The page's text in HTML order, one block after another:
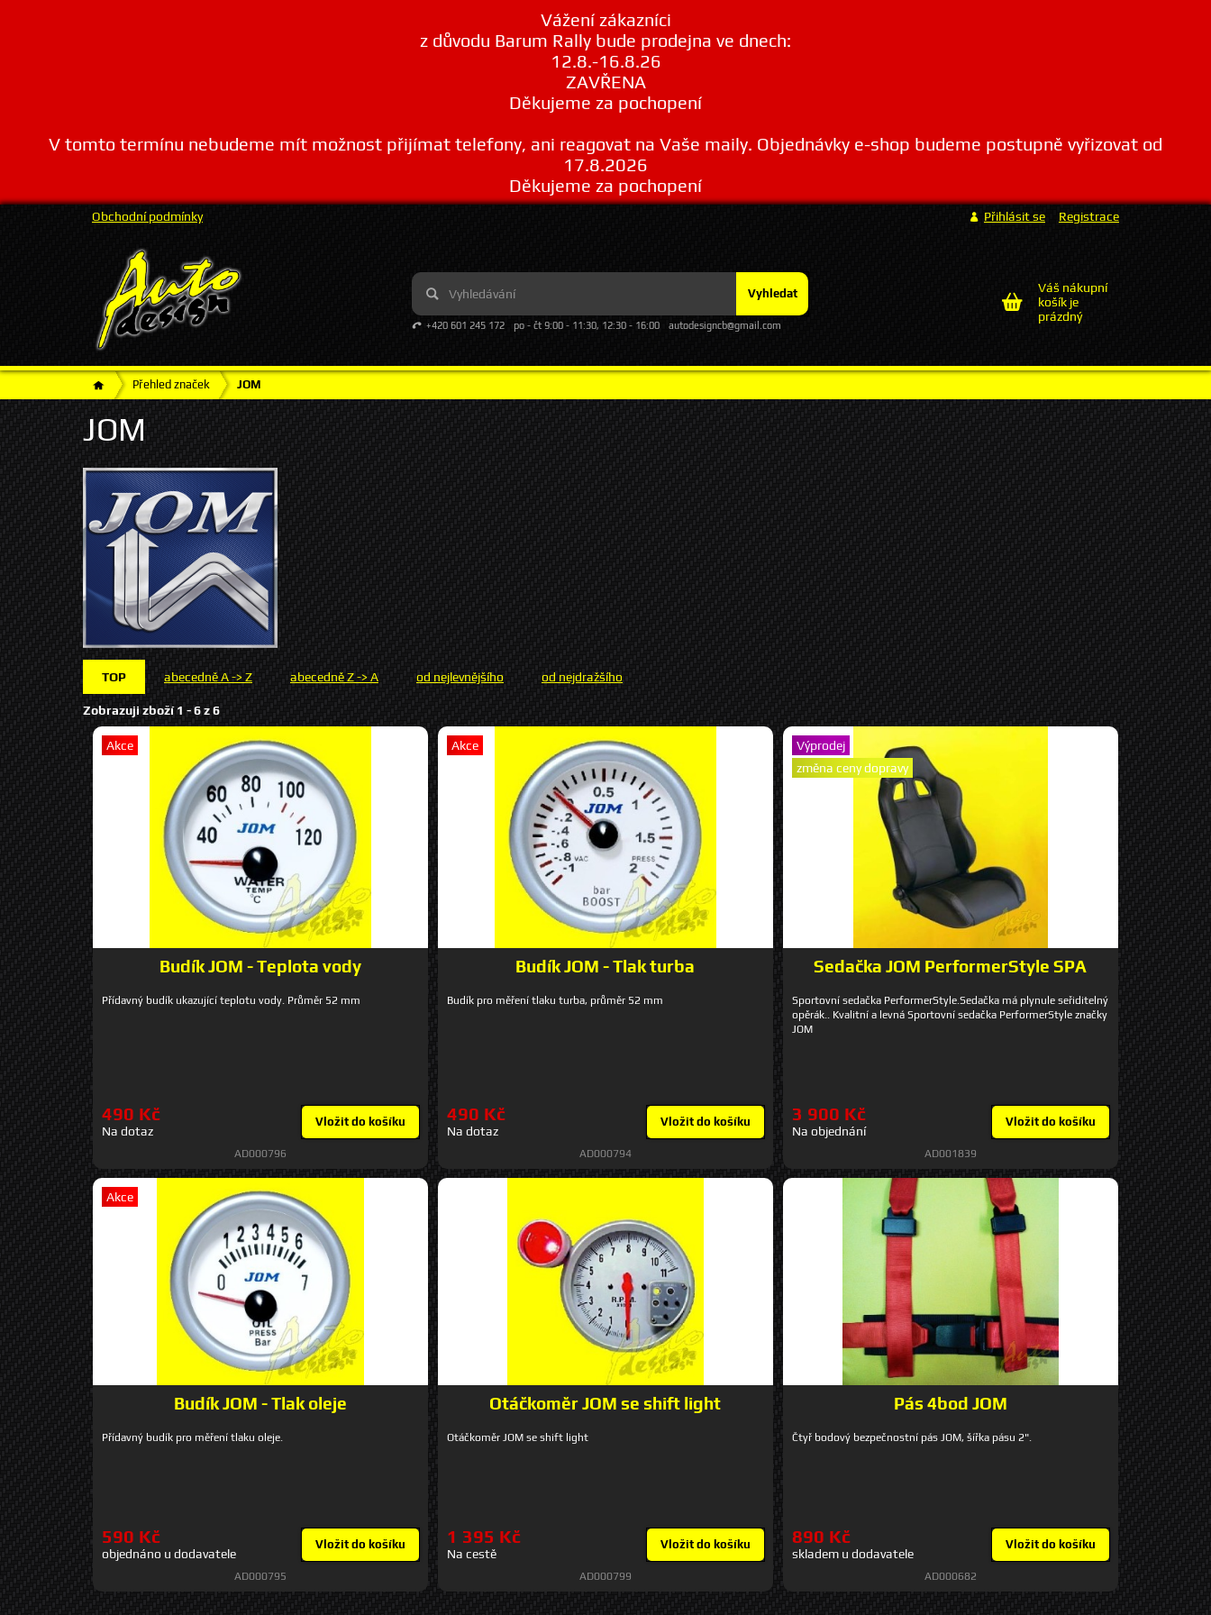
Vážení zákazníci
z důvodu Barum Rally bude prodejna ve dnech:
12.8.-16.8.26
ZAVŘENA
Děkujeme za pochopení
V tomto termínu nebudeme mít možnost přijímat telefony, ani reagovat na Vaše maily. Objednávky e-shop budeme postupně vyřizovat od
17.8.2026
Děkujeme za pochopení
Vyhledat
+420 601 245 172 po - čt 9:00 - 11:30, 12:30 - 16:00 autodesigncb@gmail.com
Obchodní podmínky Přihlásit se Registrace
Váš nákupní
košík je
prázdný
Přehled značek JOM
JOM
TOP abecedně A -> Z abecedně Z -> A od nejlevnějšího od nejdražšího
Zobrazuji zboží 1 -6z6
Akce
Budík JOM - Teplota vody
Přídavný budík ukazující teplotu vody. Průměr 52 mm
490 Kč
Na dotaz
Vložit do košíku
AD000796
Akce
Budík JOM - Tlak turba
Budík pro měření tlaku turba, průměr 52 mm
490 Kč
Na dotaz
Vložit do košíku
AD000794
Výprodej
změna ceny dopravy
Sedačka JOM PerformerStyle SPA
Sportovní sedačka PerformerStyle.Sedačka má plynule seřiditelný
opěrák.. Kvalitní a levná Sportovní sedačka PerformerStyle značky
JOM
3 900 Kč
Na objednání
Vložit do košíku
AD001839
Akce
Budík JOM - Tlak oleje
Přídavný budík pro měření tlaku oleje.
590 Kč
objednáno u dodavatele
Vložit do košíku
AD000795
Otáčkoměr JOM se shift light
Otáčkoměr JOM se shift light
1 395 Kč
Na cestě
Vložit do košíku
AD000799
Pás 4bod JOM
Čtyř bodový bezpečnostní pás JOM, šířka pásu 2".
890 Kč
skladem u dodavatele
Vložit do košíku
AD000682